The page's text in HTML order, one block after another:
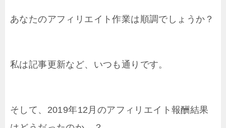
あなたのアフィリエイト作業は順調でしょうか？
私は記事更新など、いつも通りです。
そして、2019年12月のアフィリエイト報酬結果